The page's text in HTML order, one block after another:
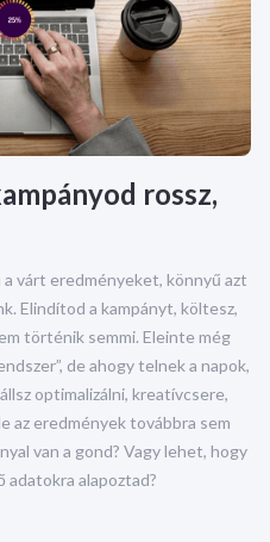
rossz,
a várt eredményeket, könnyű azt
Elindítod a kampányt, költesz,
történik semmi. Eleinte még
de ahogy telnek a napok,
optimalizálni, kreatívcsere,
az eredmények továbbra sem
van a gond? Vagy lehet, hogy
alapoztad?